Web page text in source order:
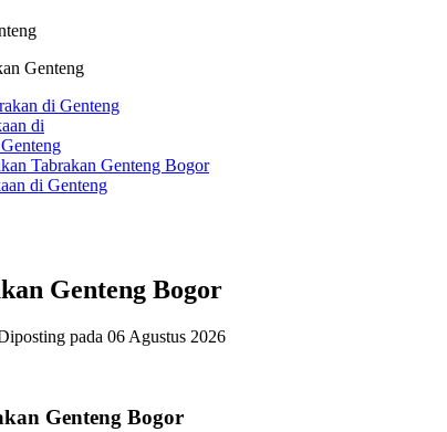
Genteng
di Genteng
di
Tabrakan Genteng Bogor
di Genteng
Genteng Bogor
pada 06 Agustus 2026
Genteng Bogor